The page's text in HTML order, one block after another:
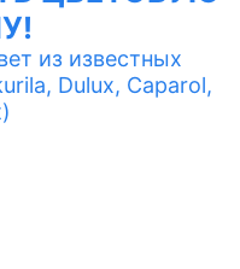
из известных
Dulux, Caparol,